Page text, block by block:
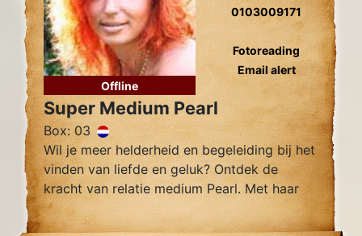
Offline
0103009171
Fotoreading
Email alert
Super Medium Pearl
Box: 03
Wil je meer helderheid en begeleiding bij het
vinden van liefde en geluk? Ontdek de
kracht van relatie medium Pearl. Met haar
intuïtieve vermogens en nauwkeurige
inzichten kan Pearl je helpen bij het